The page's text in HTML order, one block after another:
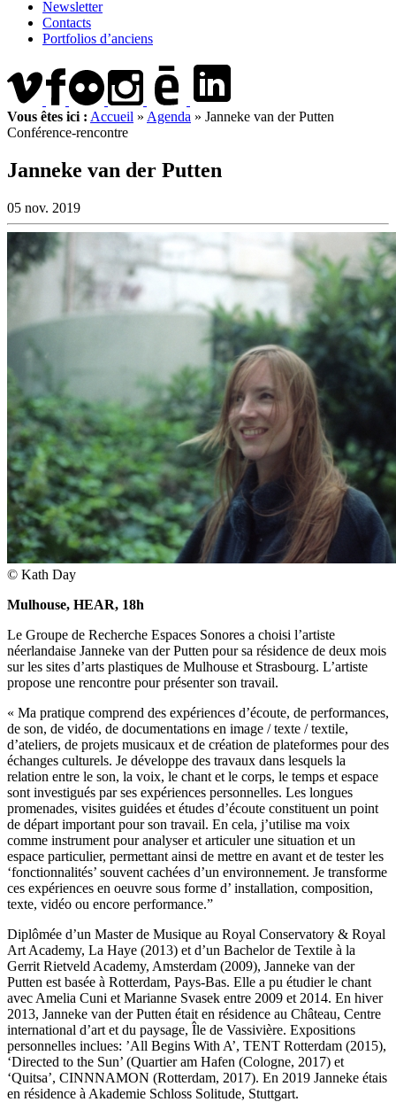
Newsletter
Contacts
Portfolios d’anciens
Vous êtes ici : Accueil » Agenda » Janneke van der Putten
Conférence-rencontre
Janneke van der Putten
05 nov. 2019
© Kath Day
Mulhouse, HEAR, 18h
Le Groupe de Recherche Espaces Sonores a choisi l’artiste
néerlandaise Janneke van der Putten pour sa résidence de deux mois
sur les sites d’arts plastiques de Mulhouse et Strasbourg. L’artiste
propose une rencontre pour présenter son travail.
« Ma pratique comprend des expériences d’écoute, de performances,
de son, de vidéo, de documentations en image / texte / textile,
d’ateliers, de projets musicaux et de création de plateformes pour des
échanges culturels. Je développe des travaux dans lesquels la
relation entre le son, la voix, le chant et le corps, le temps et espace
sont investigués par ses expériences personnelles. Les longues
promenades, visites guidées et études d’écoute constituent un point
de départ important pour son travail. En cela, j’utilise ma voix
comme instrument pour analyser et articuler une situation et un
espace particulier, permettant ainsi de mettre en avant et de tester les
‘fonctionnalités’ souvent cachées d’un environnement. Je transforme
ces expériences en oeuvre sous forme d’ installation, composition,
texte, vidéo ou encore performance.”
Diplômée d’un Master de Musique au Royal Conservatory & Royal
Art Academy, La Haye (2013) et d’un Bachelor de Textile à la
Gerrit Rietveld Academy, Amsterdam (2009), Janneke van der
Putten est basée à Rotterdam, Pays-Bas. Elle a pu étudier le chant
avec Amelia Cuni et Marianne Svasek entre 2009 et 2014. En hiver
2013, Janneke van der Putten était en résidence au Château, Centre
international d’art et du paysage, Île de Vassivière. Expositions
personnelles inclues: ’All Begins With A’, TENT Rotterdam (2015),
‘Directed to the Sun’ (Quartier am Hafen (Cologne, 2017) et
‘Quitsa’, CINNNAMON (Rotterdam, 2017). En 2019 Janneke étais
en résidence à Akademie Schloss Solitude, Stuttgart.